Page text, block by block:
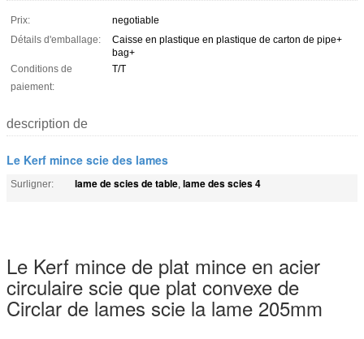
Prix:
negotiable
Détails d'emballage:
Caisse en plastique en plastique de carton de pipe+
bag+
Conditions de
paiement:
T/T
description de
Le Kerf mince scie des lames
Surligner: lame de scies de table, lame des scies 4
Le Kerf mince de plat mince en acier
circulaire scie que plat convexe de
Circlar de lames scie la lame 205mm